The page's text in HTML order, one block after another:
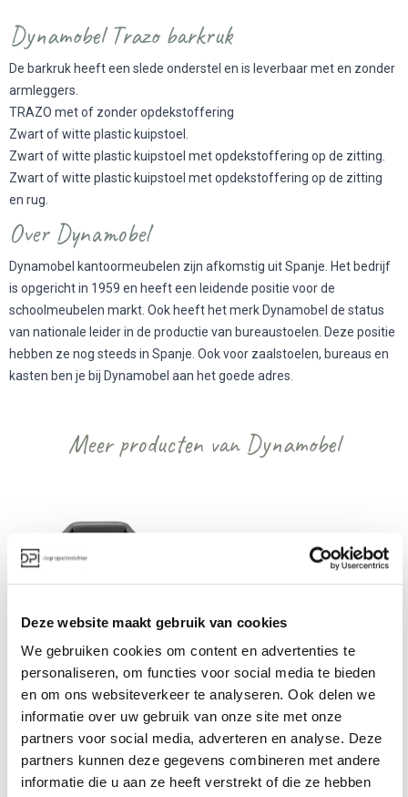
Deze website maakt gebruik van cookies
We gebruiken cookies om content en advertenties te
personaliseren, om functies voor social media te bieden
en om ons websiteverkeer te analyseren. Ook delen we
informatie over uw gebruik van onze site met onze
partners voor social media, adverteren en analyse. Deze
partners kunnen deze gegevens combineren met andere
informatie die u aan ze heeft verstrekt of die ze hebben
Dynamobel Trazo barkruk
De barkruk heeft een slede onderstel en is leverbaar met en zonder
armleggers.
TRAZO met of zonder opdekstoffering
Zwart of witte plastic kuipstoel.
Zwart of witte plastic kuipstoel met opdekstoffering op de zitting.
Zwart of witte plastic kuipstoel met opdekstoffering op de zitting
en rug.
Over Dynamobel
Dynamobel kantoormeubelen zijn afkomstig uit Spanje. Het bedrijf
is opgericht in 1959 en heeft een leidende positie voor de
schoolmeubelen markt. Ook heeft het merk Dynamobel de status
van nationale leider in de productie van bureaustoelen. Deze positie
hebben ze nog steeds in Spanje. Ook voor zaalstoelen, bureaus en
kasten ben je bij Dynamobel aan het goede adres.
Meer producten van Dynamobel
Dynamobel Fan
fauteuil
Dynamobel Fan bank
Vanaf €€€
Bekijk alles van Dynamobel